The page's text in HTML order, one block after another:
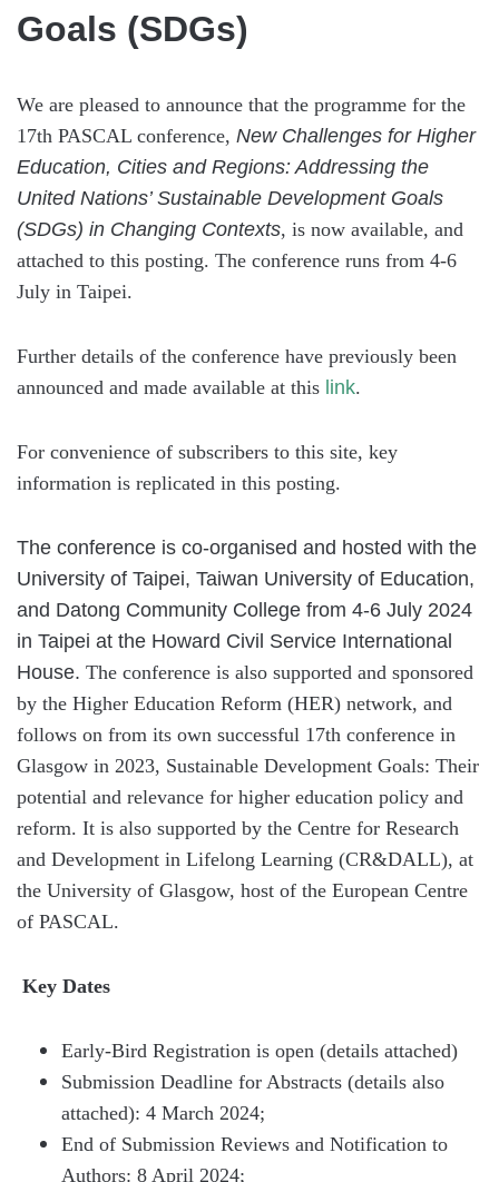
Goals (SDGs)
We are pleased to announce that the programme for the
17th PASCAL conference, New Challenges for Higher
Education, Cities and Regions: Addressing the
United Nations’ Sustainable Development Goals
(SDGs) in Changing Contexts, is now available, and
attached to this posting. The conference runs from 4-6
July in Taipei.
Further details of the conference have previously been
announced and made available at this link.
For convenience of subscribers to this site, key
information is replicated in this posting.
The conference is co-organised and hosted with the
University of Taipei, Taiwan University of Education,
and Datong Community College from 4-6 July 2024
in Taipei at the Howard Civil Service International
House. The conference is also supported and sponsored
by the Higher Education Reform (HER) network, and
follows on from its own successful 17th conference in
Glasgow in 2023, Sustainable Development Goals: Their
potential and relevance for higher education policy and
reform. It is also supported by the Centre for Research
and Development in Lifelong Learning (CR&DALL), at
the University of Glasgow, host of the European Centre
of PASCAL.
Key Dates
Early-Bird Registration is open (details attached)
Submission Deadline for Abstracts (details also
attached): 4 March 2024;
End of Submission Reviews and Notification to
Authors: 8 April 2024;